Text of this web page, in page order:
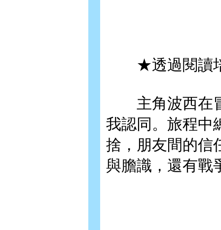
★透過閱讀培
主角波西在冒
我認同。旅程中
捨，朋友間的信
與膽識，還有